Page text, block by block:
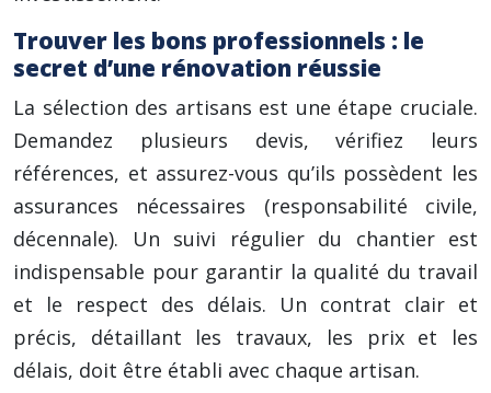
Trouver les bons professionnels : le
secret d’une rénovation réussie
La sélection des artisans est une étape cruciale.
Demandez plusieurs devis, vérifiez leurs
références, et assurez-vous qu’ils possèdent les
assurances nécessaires (responsabilité civile,
décennale). Un suivi régulier du chantier est
indispensable pour garantir la qualité du travail
et le respect des délais. Un contrat clair et
précis, détaillant les travaux, les prix et les
délais, doit être établi avec chaque artisan.